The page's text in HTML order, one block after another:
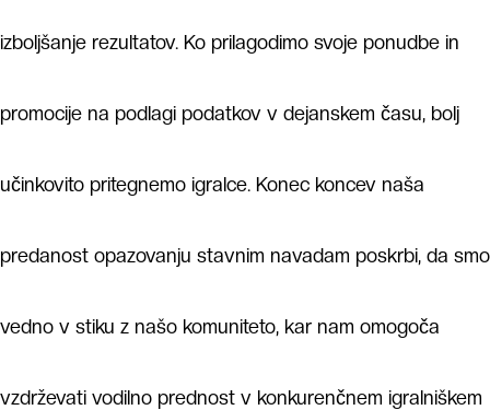
izboljšanje rezultatov. Ko prilagodimo svoje ponudbe in
promocije na podlagi podatkov v dejanskem času, bolj
učinkovito pritegnemo igralce. Konec koncev naša
predanost opazovanju stavnim navadam poskrbi, da smo
vedno v stiku z našo komuniteto, kar nam omogoča
vzdrževati vodilno prednost v konkurenčnem igralniškem